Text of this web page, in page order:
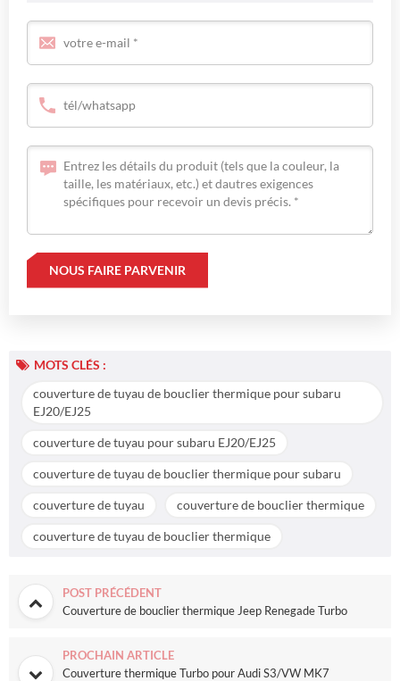
MOTS CLÉS :
couverture de tuyau de bouclier thermique pour subaru
EJ20/EJ25
couverture de tuyau pour subaru EJ20/EJ25
couverture de tuyau de bouclier thermique pour subaru
couverture de tuyau couverture de bouclier thermique
couverture de tuyau de bouclier thermique
POST PRÉCÉDENT
Couverture de bouclier thermique Jeep Renegade Turbo
PROCHAIN ARTICLE
Couverture thermique Turbo pour Audi S3/VW MK7